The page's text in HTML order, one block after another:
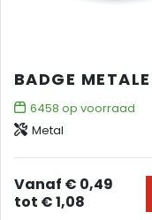
6458 op voorraad
Metal
Vanaf € 0,49
tot € 1,08